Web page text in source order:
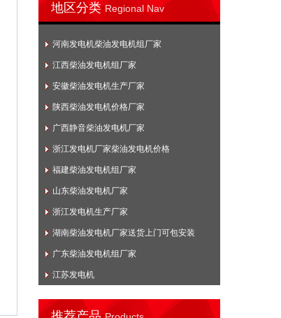
地区分类 Regional Nav
河南发电机柴油发电机组厂家
江西柴油发电机组厂家
安徽柴油发电机生产厂家
陕西柴油发电机价格厂家
广西静音柴油发电机厂家
浙江发电机厂家柴油发电机价格
福建柴油发电机组厂家
山东柴油发电机厂家
浙江发电机生产厂家
湖南柴油发电机厂家送货上门可包安装
广东柴油发电机组厂家
江苏发电机